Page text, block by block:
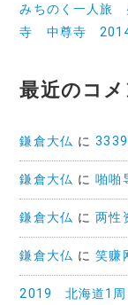
みちのく一人
寺 中尊寺
最近のコメ
鎌倉大仏 に
鎌倉大仏 に啪啪
鎌倉大仏 に两性
鎌倉大仏 に笑赚
2019 北海道1周